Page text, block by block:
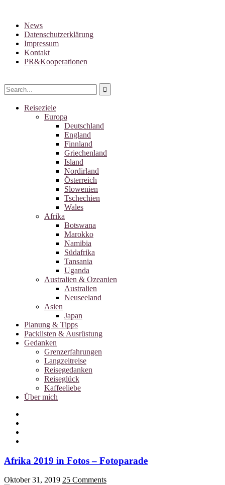
News
Datenschutzerklärung
Impressum
Kontakt
PR&Kooperationen
Reiseziele
Europa
Deutschland
England
Finnland
Griechenland
Island
Nordirland
Österreich
Slowenien
Tschechien
Wales
Afrika
Botswana
Marokko
Namibia
Südafrika
Tansania
Uganda
Australien & Ozeanien
Australien
Neuseeland
Asien
Japan
Planung & Tipps
Packlisten & Ausrüstung
Gedanken
Grenzerfahrungen
Langzeitreise
Reisegedanken
Reiseglück
Kaffeeliebe
Über mich
Afrika 2019 in Fotos – Fotoparade
Oktober 31, 2019 25 Comments